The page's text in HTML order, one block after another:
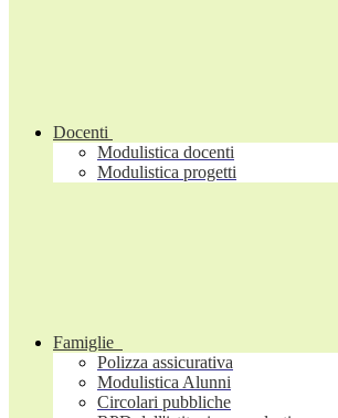
Docenti
Modulistica docenti
Modulistica progetti
Famiglie
Polizza assicurativa
Modulistica Alunni
Circolari pubbliche